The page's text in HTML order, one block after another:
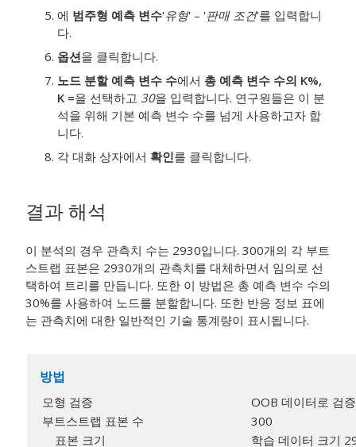
에 범주형 예측 변수'유형' – '판매 조건’를 입력합니
다.
옵션을 클릭합니다.
노드 분할 예측 변수 수에서 총 예측 변수 수의 K%,
K =을 선택하고 30을 입력합니다. 연구원들은 이 분
석을 위해 기본 예측 변수 수를 넘게 사용하고자 합
니다.
각 대화 상자에서 확인를 클릭합니다.
결과 해석
이 분석의 경우 관측치 수는 2930입니다. 300개의 각 부트
스트랩 표본은 2930개의 관측치를 대체하면서 임의로 선
택하여 트리를 만듭니다. 또한 이 방법은 총 예측 변수 수의
30%를 사용하여 노드를 분할합니다. 또한 반응 정보 표에
는 관측치에 대한 일반적인 기술 통계량이 표시됩니다.
방법
모형 검증
OOB 데이터로 검증
부트스트랩 표본 수
300
표본 크기
학습 데이터 크기